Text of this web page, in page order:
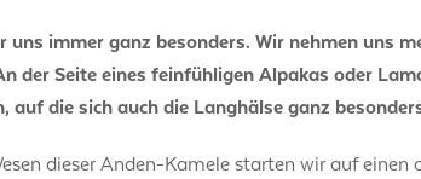
immer ganz besonders. Wir nehmen uns
der Seite eines feinfühligen Alpakas oder
die sich auch die Langhälse ganz
dieser Anden-Kamele starten wir auf einen